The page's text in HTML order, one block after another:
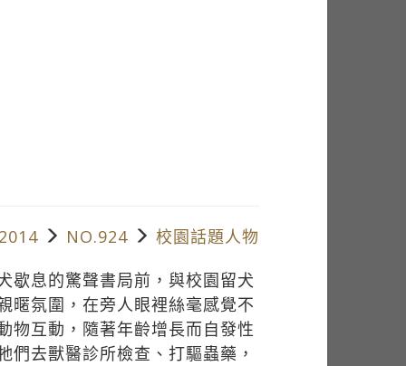
NO.924
校園話題人物
歇息的驚聲書局前，與校園留犬
暱氛圍，在旁人眼裡絲毫感覺不
物互動，隨著年齡增長而自發性
去獸醫診所檢查、打驅蟲藥，